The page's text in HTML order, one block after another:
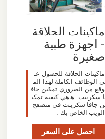
ماكينات الحلاقة
- اجهزة طبية
صغيرة
ماكينات الحلاقة للحصول عل
ى الوظائف الكاملة لهذا الم
وقع من الضروري تمكين جاف
ا سكريبت. هاهي كيفية تمكي
ن جافا سكريبت في متصفح
الويب الخاص بك .
احصل على السعر